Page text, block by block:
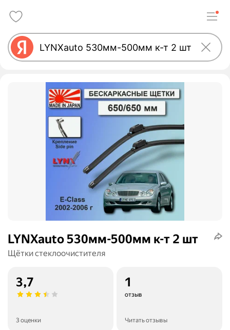
LYNXauto 530мм-500мм к-т 2 шт
Щётки стеклоочистителя
3,7
3 оценки
1
отзыв
Читать отзывы